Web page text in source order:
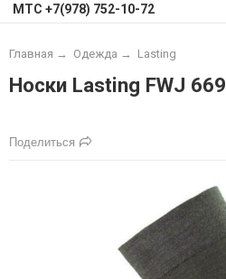
MTC +7(978) 752-10-72
Главная → Одежда → Lasting
Носки Lasting FWJ 669
Поделиться